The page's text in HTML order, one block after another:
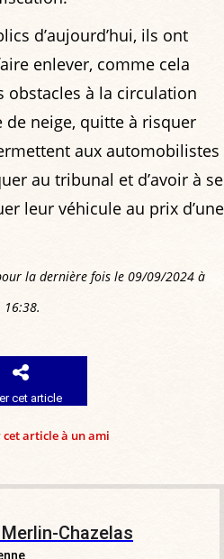
d’aujourd’hui, ils ont
enlever, comme cela
obstacles à la circulation
neige, quitte à risquer
aux automobilistes
au tribunal et d’avoir à se
leur véhicule au prix d’une
la dernière fois le 09/09/2024 à
16:38.
cet article
article à un ami
Chazelas